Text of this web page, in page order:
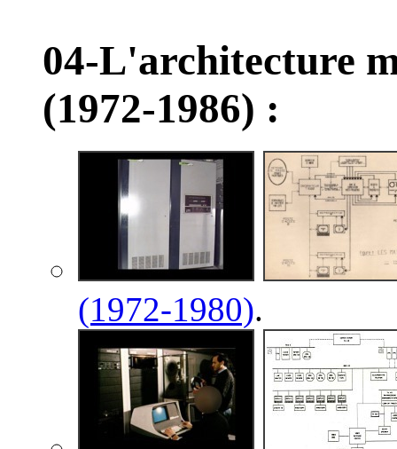
04-L'architecture
(1972-1986) :
(1972-1980).